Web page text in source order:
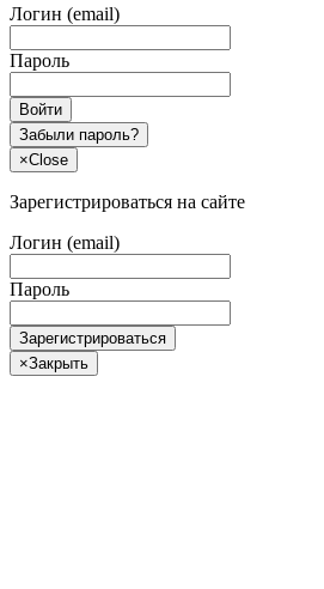
Логин (email)
Пароль
Войти
Забыли пароль?
×Close
Зарегистрироваться на сайте
Логин (email)
Пароль
Зарегистрироваться
×Закрыть